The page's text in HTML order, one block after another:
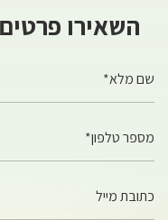
השאירו
שם מלא*
מספר טלפון*
כתובת מייל